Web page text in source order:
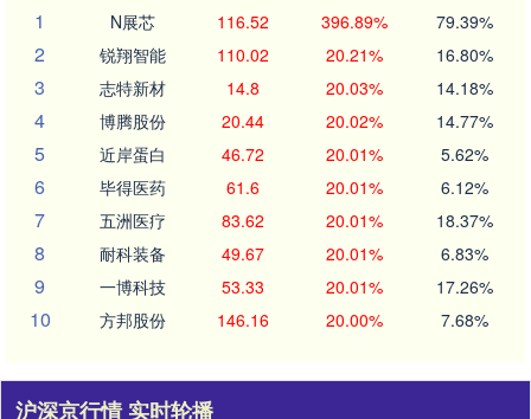
1
N展芯 116.52 396.89% 79.39%
2 锐翔智能 110.02 20.21% 16.80%
3 志特新材 14.8 20.03% 14.18%
4 博腾股份 20.44 20.02% 14.77%
5 近岸蛋白 46.72 20.01% 5.62%
6 毕得医药 61.6 20.01% 6.12%
7 五洲医疗 83.62 20.01% 18.37%
8 耐科装备 49.67 20.01% 6.83%
9 一博科技 53.33 20.01% 17.26%
10 方邦股份 146.16 20.00% 7.68%
沪深京行情 实时轮播